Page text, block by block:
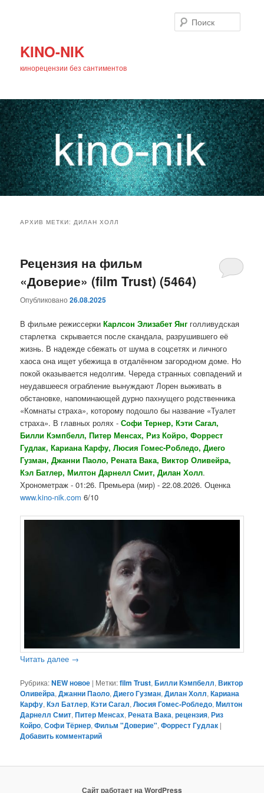
KINO-NIK
кинорецензии без сантиментов
основному
содержимому
дополнительному
содержимому
АРХИВ МЕТКИ:ДИЛАН ХОЛЛ
Рецензия на фильм
«Доверие» (film Trust) (5464)
Опубликовано26.08.2025
В фильме режиссеркиКарлсон Элизабет Янг голливудская
старлетка скрывается после скандала, разрушившего её
жизнь. В надежде сбежать от шума в соцсетях и личного
хаоса она ищет убежища в отдалённом загородном доме. Но
покой оказывается недолгим. Череда странных совпадений и
неудавшееся ограбление вынуждают Лорен выживать в
обстановке, напоминающей дурно пахнущего родственника
«Комнаты страха», которому подошло бы название «Туалет
страха». В главных ролях -Софи Тернер, Кэти Сагал,
Билли Кэмпбелл, Питер Менсах, Риз Койро, Форрест
Гудлак, Кариана Карфу, Люсия Гомес-Робледо, Диего
Гузман, Джанни Паоло, Рената Вака, Виктор Оливейра,
Кэл Батлер, Милтон Дарнелл Смит, Дилан Холл.
Хронометраж - 01:26. Премьера (мир) - 22.08.2026. Оценка
www.kino-nik.com 6/10
Читать далее →
Рубрика:NEW новое | Метки:film Trust,Билли Кэмпбелл,Виктор
Оливейра,Джанни Паоло,Диего Гузман,Дилан Холл,Кариана
Карфу,Кэл Батлер,Кэти Сагал,Люсия Гомес-Робледо,Милтон
Дарнелл Смит,Питер Менсах,Рената Вака,рецензия,Риз
Койро,Софи Тёрнер,Фильм "Доверие",Форрест Гудлак |
Добавить комментарий
Сайт работает на WordPress